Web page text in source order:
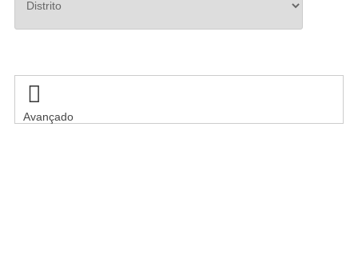

Avançado